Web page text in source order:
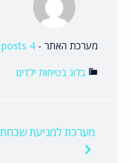
מערכת האתר-
4 posts
בלוג בטיחות ילדים
ניווט
מערכת למניעת